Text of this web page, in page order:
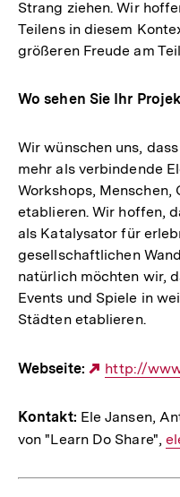
Strang ziehen. Wir
Teilens in diesem
größeren Freude am
Wo sehen Sie Ihr
Wir wünschen uns,
mehr als verbindende
Workshops, Menschen,
etablieren. Wir hoffen,
als Katalysator für
gesellschaftlichen
natürlich möchten wir,
Events und Spiele in
Städten etablieren.
Webseite:
Externer
http://
Kontakt: Ele Jansen,
von "Learn Do Share", E-